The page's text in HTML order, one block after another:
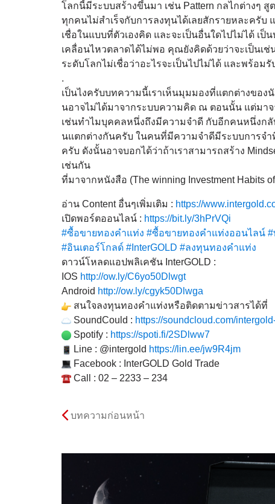
โลกนี้มีระบบสร้างขึ้นมา เช่น Pattern กลไกต่างๆ สู
ทุกคนไม่สำเร็จกับการลงทุนได้เลยสักรายหละครับ
เชื่อในแบบที่ตัวเองคิด และจะเป็นอื่นใดไปไม่ได้ เ
เคลื่อนไหวตลาดได้ไม่พอ คุณยังคิดด้วยว่าจะเป็นเช่
ระดับโลกไม่เชื่อว่าอะไรจะเป็นไปไม่ได้ และพร้อม
.
เป็นไงครับบทความนี้เราเห็นมุมมองที่แตกต่างของ
นอาจไม่ได้มาจากระบบความคิด ณ ตอนนั้น แต่มาจ
เช่นทำไมบุคคลหนึ่งถึงมีความจำดี กับอีกคนหนึ่งกลั
นแตกต่างกันครับ ในคนที่มีความจำดีมีระบบการจำ
ครับ ดังนั้นอาจบอกได้ว่าถ้าเราสามารถสร้าง
เช่นกัน
ที่มาจากหนังสือ (The winning Investment Habits
อ่าน Content อื่นๆเพิ่มเติม : https://
เปิดพอร์ตออนไลน์ : https://bit.ly/3hPrVQi
#ซื้อขายทองคำแท่ง #ซื้อขายทองคำแท่งออนไลน์
#อินเตอร์โกลด์ #InterGOLD #ลงทุนทองคำแท่ง
ดาวน์โหลดแอปพลิเคชัน InterGOLD :
IOS http://ow.ly/C6yo50Dlwgt
Android http://ow.ly/cgyk50Dlwga
สนใจลงทุนทองคำแท่งหรือติดตามข่าวสารได้ที่
SoundCould : https://soundcloud.com/
Spotify : https://spoti.fi/2SDlww7
Line : @intergold https://lin.ee/jw9R4jm
Facebook : InterGOLD Gold Trade
Call : 02 – 2233 – 234
บทความก่อนหน้า